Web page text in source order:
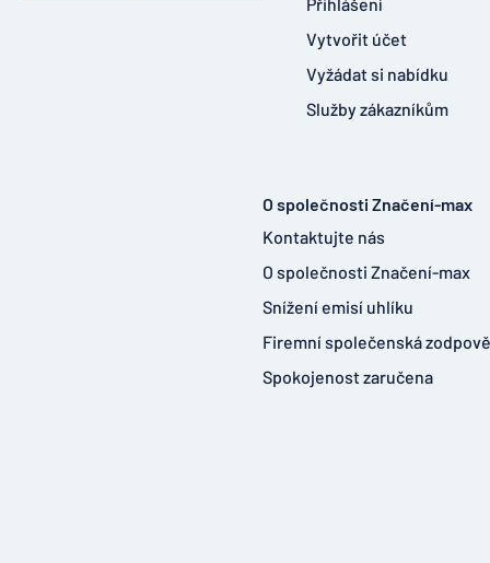
Vytvořit účet
Vyžádat si nabídku
Služby zákazníkům
O společnosti Značení-max
Kontaktujte nás
O společnosti Značení-max
Snížení emisí uhlíku
Firemní společenská
Spokojenost zaručena